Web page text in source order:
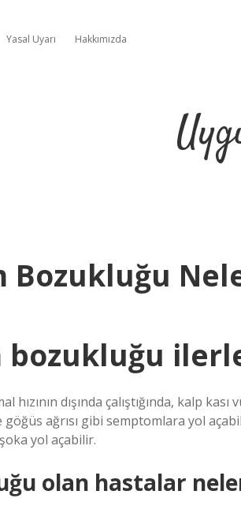
Yasal Uyarı Hakkımızda
Bozukluğu
dışında çalıştığında, kalp
ağrısı gibi semptomlara yol
yol açabilir.
olan hastalar